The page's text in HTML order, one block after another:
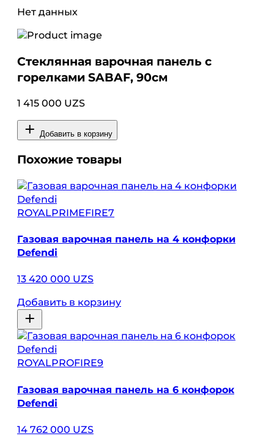
Нет данных
Стеклянная варочная панель с
горелками SABAF, 90см
1 415 000 UZS
Добавить в корзину
Похожие товары
ROYALPRIMEFIRE7
Газовая варочная панель на 4 конфорки
Defendi
13 420 000 UZS
Добавить в корзину
ROYALPROFIRE9
Газовая варочная панель на 6 конфорок
Defendi
14 762 000 UZS